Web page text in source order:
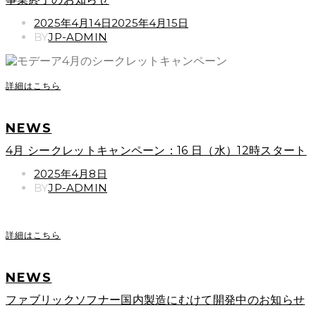
POSTED
ON
2025年4月14日2025年4月15日
BYJP-ADMIN
詳細はこちら
NEWS
4月 シークレットキャンペーン：16 日（水）12時スタート
POSTED
ON
2025年4月8日
BYJP-ADMIN
詳細はこちら
NEWS
ファブリックソフナー国内製造にむけて開発中のお知らせ